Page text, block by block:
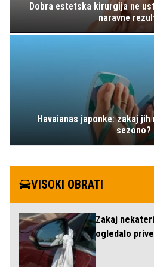
Dobra estetska kirurgija ne
naravne
Havaianas japonke: zakaj
sezono?
VISOKI OBRATI
Zakaj
ogledalo